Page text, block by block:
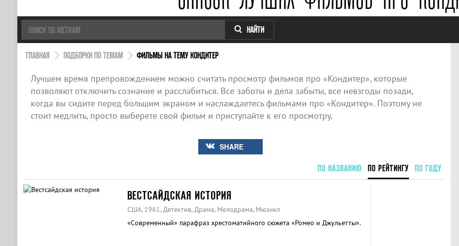
НАЙТИ
ГЛАВНАЯ ПОДБОРКИ ПО ТЕМАМ ФИЛЬМЫ НА ТЕМУ КОНДИТЕР
Лучшем время препровождением можно считать просмотр фильмов про «Кондитер», которые
позволяют отключить сознание и расслабиться. Все заботы и дела забыты, все невзгоды позади,
когда вы сидите перед большим экраном и наслаждаетесь фильмами про «Кондитер». Поэтому не
стоит медлить, просто выберете свой фильм и приступайте к его просмотру.
SHARE
ПО НАЗВАНИЮ ПО РЕЙТИНГУ ПО ГОДУ
ВЕСТСАЙДСКАЯ ИСТОРИЯ
США, 1961, Детектив, Драма, Мелодрама, Мюзикл
«Современный» парафраз хрестоматийного сюжета «Ромео и Джульетты».